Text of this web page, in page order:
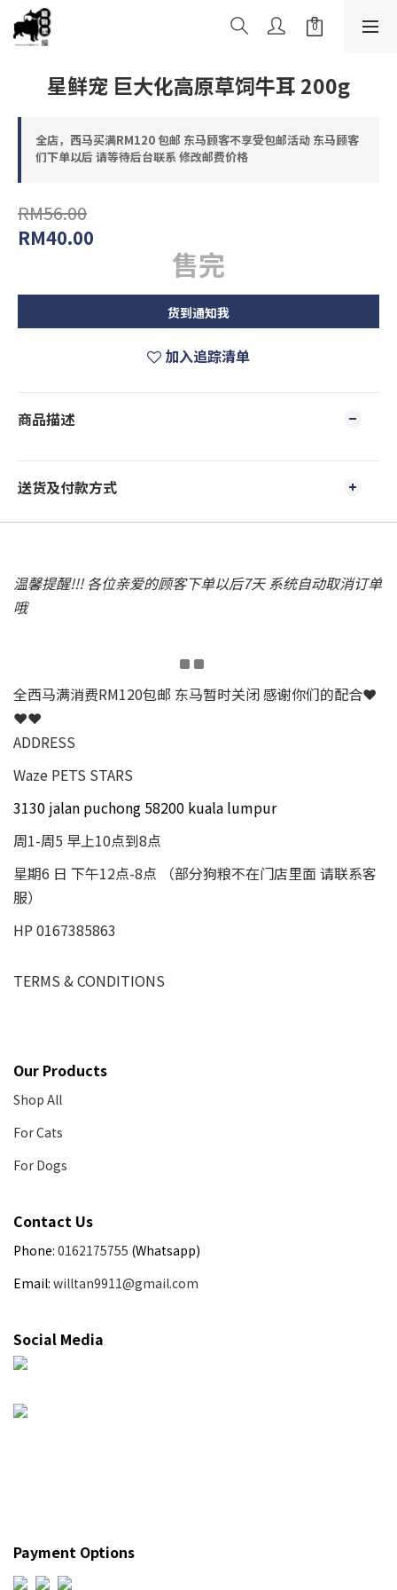
星鲜宠 巨大化高原草饲牛耳 200g
全店，西马买满RM120 包邮 东马顾客不享受包邮活动 东马顾客
们下单以后 请等待后台联系 修改邮费价格
RM56.00
RM40.00
售完
货到通知我
加入追踪清单
商品描述
送货及付款方式
温馨提醒!!! 各位亲爱的顾客下单以后7天 系统自动取消订单
哦
全西马满消费RM120包邮 东马暂时关闭 感谢你们的配合❤
❤❤
ADDRESS
Waze PETS STARS
3130 jalan puchong 58200 kuala lumpur
周1-周5 早上10点到8点
星期6 日 下午12点-8点 （部分狗粮不在门店里面 请联系客
服）
HP 0167385863
TERMS & CONDITIONS
Our Products
Shop All
For Cats
For Dogs
Contact Us
Phone: 0162175755 (Whatsapp)
Email: willtan9911@gmail.com
Social Media
Payment Options